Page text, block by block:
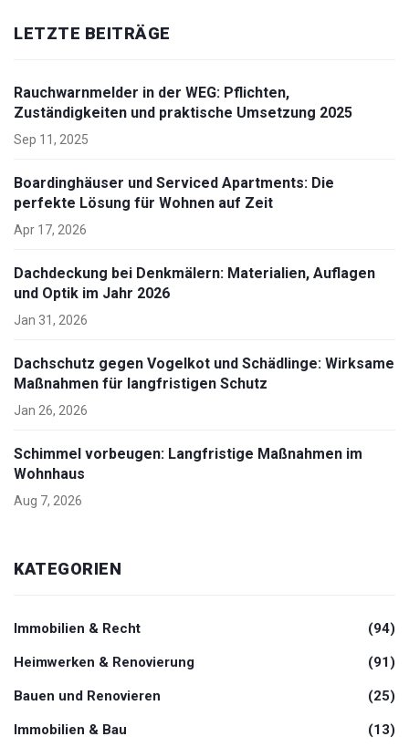
LETZTE BEITRÄGE
Rauchwarnmelder in der WEG: Pflichten,
Zuständigkeiten und praktische Umsetzung 2025
Sep 11, 2025
Boardinghäuser und Serviced Apartments: Die
perfekte Lösung für Wohnen auf Zeit
Apr 17, 2026
Dachdeckung bei Denkmälern: Materialien, Auflagen
und Optik im Jahr 2026
Jan 31, 2026
Dachschutz gegen Vogelkot und Schädlinge: Wirksame
Maßnahmen für langfristigen Schutz
Jan 26, 2026
Schimmel vorbeugen: Langfristige Maßnahmen im
Wohnhaus
Aug 7, 2026
KATEGORIEN
Immobilien & Recht (94)
Heimwerken & Renovierung (91)
Bauen und Renovieren (25)
Immobilien & Bau (13)